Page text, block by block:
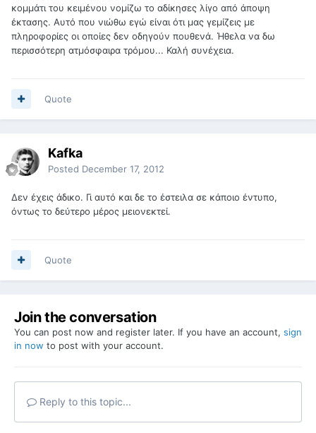
κομμάτι του κειμένου νομίζω το αδίκησες λίγο από άποψη
έκτασης. Αυτό που νιώθω εγώ είναι ότι μας γεμίζεις με
πληροφορίες οι οποίες δεν οδηγούν πουθενά. Ήθελα να δω
περισσότερη ατμόσφαιρα τρόμου... Καλή συνέχεια.
Quote
Kafka
Posted December 17, 2012
Δεν έχεις άδικο. Γι αυτό και δε το έστειλα σε κάποιο έντυπο,
όντως το δεύτερο μέρος μειονεκτεί.
Quote
Join the conversation
You can post now and register later. If you have an account, sign
in now to post with your account.
Reply to this topic...